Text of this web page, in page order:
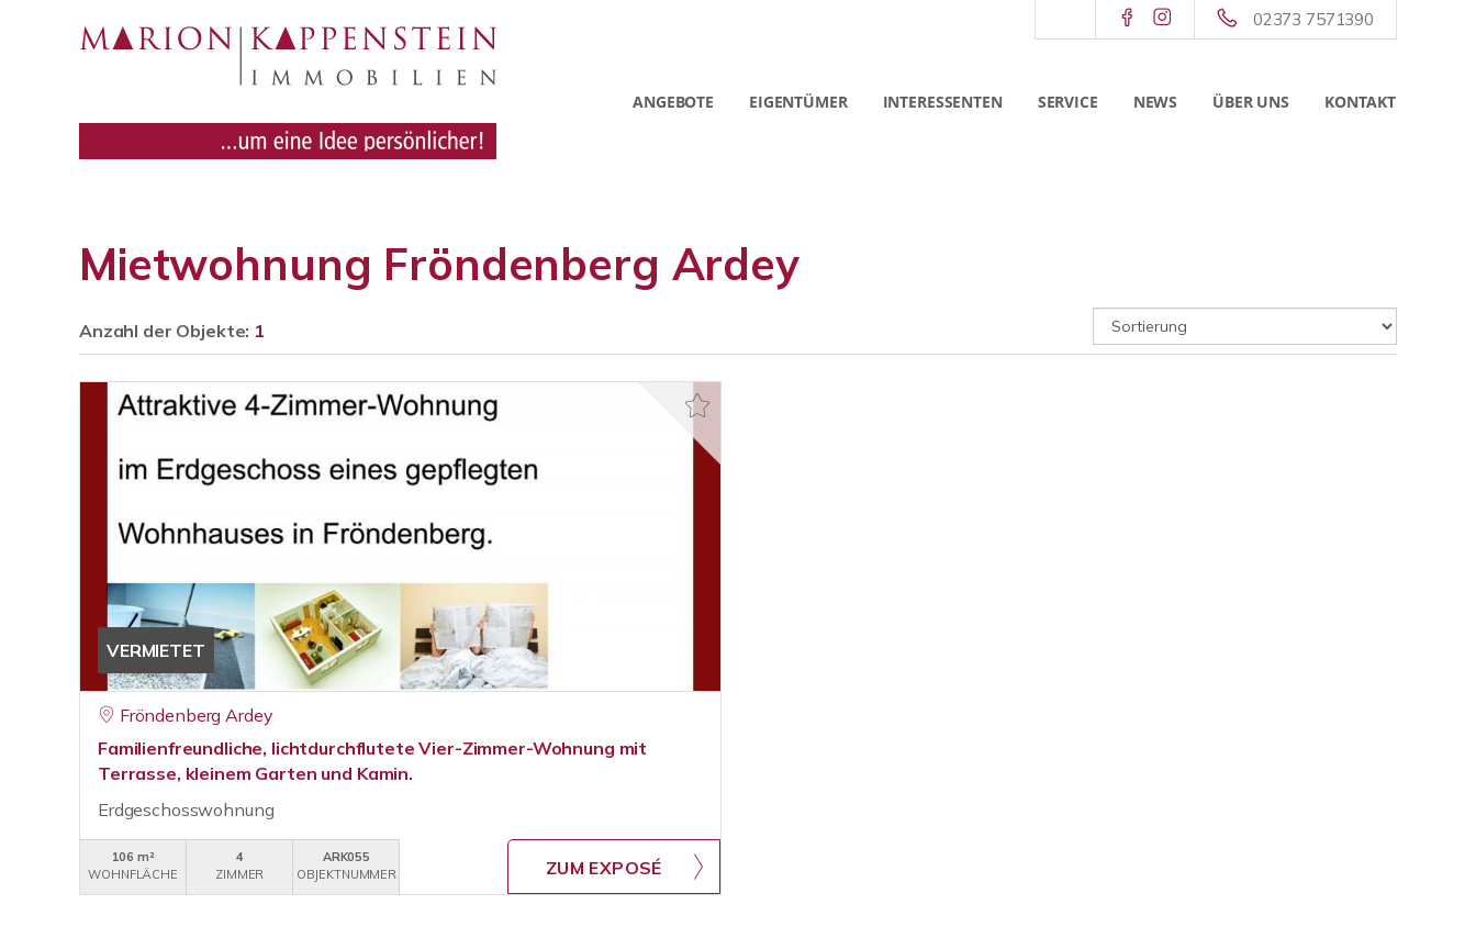
02373 7571390
ANGEBOTE EIGENTÜMER INTERESSENTEN SERVICE NEWS ÜBER UNS KONTAKT
Mietwohnung Fröndenberg Ardey
Anzahl der Objekte: 1
VERMIETET
Fröndenberg Ardey
Familienfreundliche, lichtdurchflutete Vier-Zimmer-Wohnung mit
Terrasse, kleinem Garten und Kamin.
Erdgeschosswohnung
106 m²
WOHNFLÄCHE
4
ZIMMER
ARK055
OBJEKTNUMMER
ZUM EXPOSÉ